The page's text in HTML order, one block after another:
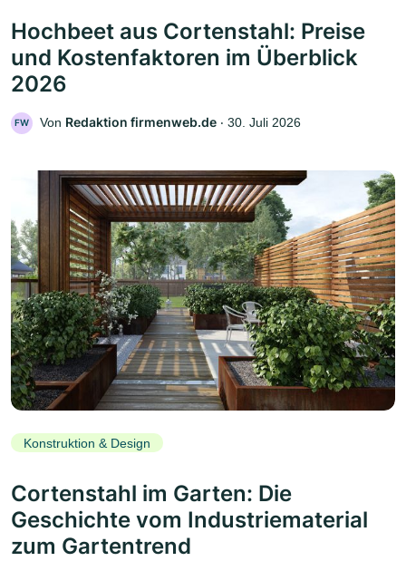
Hochbeet aus Cortenstahl: Preise
und Kostenfaktoren im Überblick
2026
FW Von Redaktion firmenweb.de ‧ 30. Juli 2026
Konstruktion & Design
Cortenstahl im Garten: Die
Geschichte vom Industriematerial
zum Gartentrend